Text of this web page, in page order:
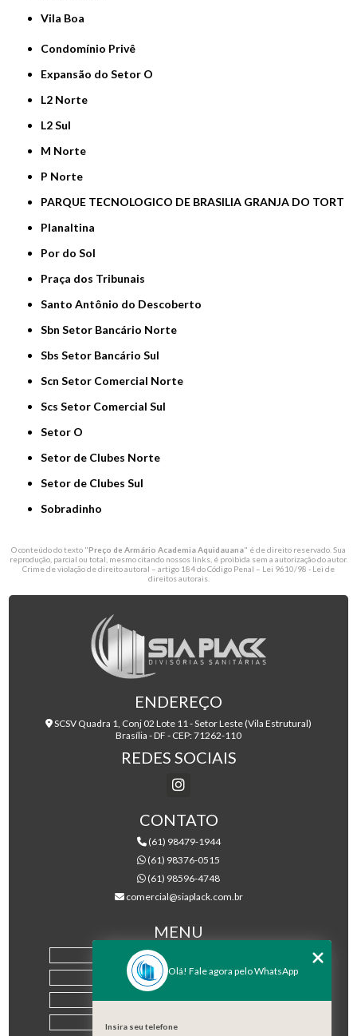
Vila Boa
Condomínio Privê
Expansão do Setor O
L2 Norte
L2 Sul
M Norte
P Norte
PARQUE TECNOLOGICO DE BRASILIA GRANJA DO TORT
Planaltina
Por do Sol
Praça dos Tribunais
Santo Antônio do Descoberto
Sbn Setor Bancário Norte
Sbs Setor Bancário Sul
Scn Setor Comercial Norte
Scs Setor Comercial Sul
Setor O
Setor de Clubes Norte
Setor de Clubes Sul
Sobradinho
O conteúdo do texto "Preço de Armário Academia Aquidauana" é de direito reservado. Sua
reprodução, parcial ou total, mesmo citando nossos links, é proibida sem a autorização do autor.
Crime de violação de direito autoral – artigo 184 do Código Penal – Lei 9610/98 - Lei de
direitos autorais.
ENDEREÇO
SCSV Quadra 1, Conj 02 Lote 11 - Setor Leste (Vila Estrutural)
Brasília - DF - CEP: 71262-110
REDES SOCIAIS
CONTATO
(61) 98479-1944
(61) 98376-0515
(61) 98596-4748
comercial@siaplack.com.br
MENU
EMPRESA
PRODUTOS
Olá! Fale agora pelo WhatsApp
Insira seu telefone